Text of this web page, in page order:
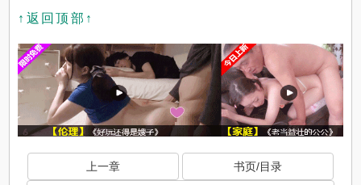
↑返回顶部↑
上一章 书页/目录